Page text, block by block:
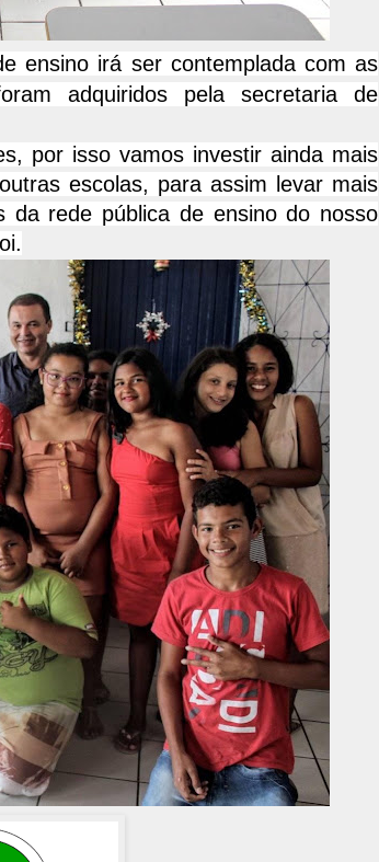
ensino irá ser contemplada com as
adquiridos pela secretaria de
por isso vamos investir ainda mais
escolas, para assim levar mais
da rede pública de ensino do nosso